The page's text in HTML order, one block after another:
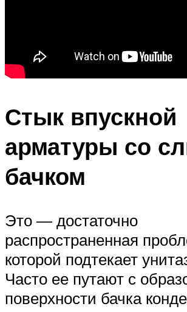
Стык впускной
арматуры со
бачком
Это — достаточно
распространенная
которой подтекает
Часто ее путают с
поверхности бачка